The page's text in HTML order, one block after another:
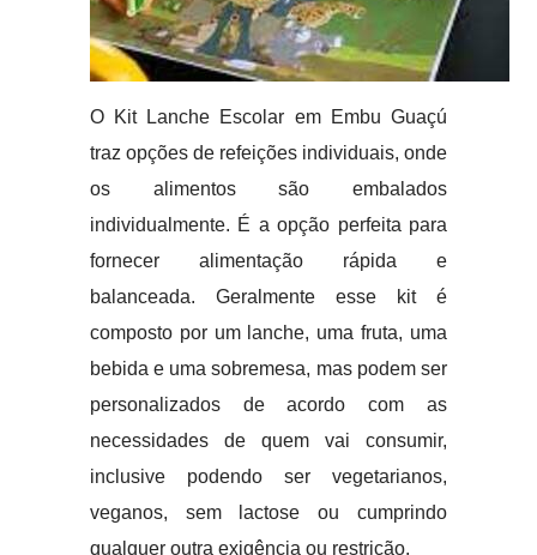
O Kit Lanche Escolar em Embu Guaçú
traz opções de refeições individuais, onde
os alimentos são embalados
individualmente. É a opção perfeita para
fornecer alimentação rápida e
balanceada. Geralmente esse kit é
composto por um lanche, uma fruta, uma
bebida e uma sobremesa, mas podem ser
personalizados de acordo com as
necessidades de quem vai consumir,
inclusive podendo ser vegetarianos,
veganos, sem lactose ou cumprindo
qualquer outra exigência ou restrição.